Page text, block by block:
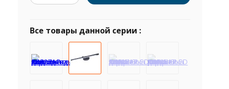
Все товары данной серии :